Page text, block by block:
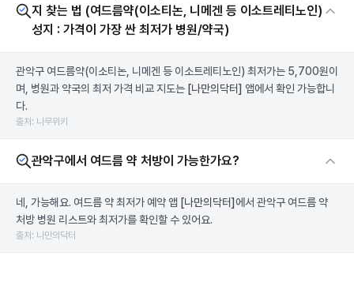
지 찾는 법 (여드름약(이소티논, 니메겐 등 이소트레티노인)
성지 : 가격이 가장 싼 최저가 병원/약국)
관악구 여드름약(이소티논, 니메겐 등 이소트레티노인) 최저가는 5,700원이
며, 병원과 약국의 최저 가격 비교 지도는 [나만의닥터] 앱에서 확인 가능합니
다.
출처: 나무위키
관악구에서 여드름 약 처방이 가능한가요?
네, 가능해요. 여드름 약 최저가 예약 앱 [나만의닥터] 에서 관악구 여드름 약
처방 병원 리스트와 최저가를 확인할 수 있어요.
출처: 나만의닥터